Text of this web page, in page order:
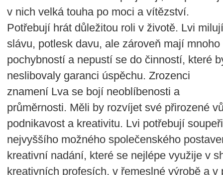
v nich velká touha po moci a vítězství.
Potřebují hrát důležitou roli v životě. Lvi milují
slávu, potlesk davu, ale zároveň mají mnoho
pochybností a nepustí se do činností, které
neslibovaly garanci úspěchu. Zrozenci
znamení Lva se bojí neoblíbenosti a
průměrnosti. Měli by rozvíjet své přirozené
podnikavost a kreativitu. Lvi potřebují
nejvyššího možného společenského
kreativní nadání, které se nejlépe využije v
kreativních profesích, v řemeslné výrobě a